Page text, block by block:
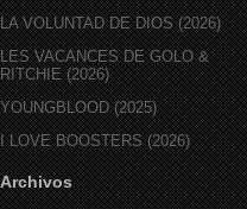
LA VOLUNTAD DE DIOS (2026)
LES VACANCES DE GOLO &
RITCHIE (2026)
YOUNGBLOOD (2025)
I LOVE BOOSTERS (2026)
Archivos